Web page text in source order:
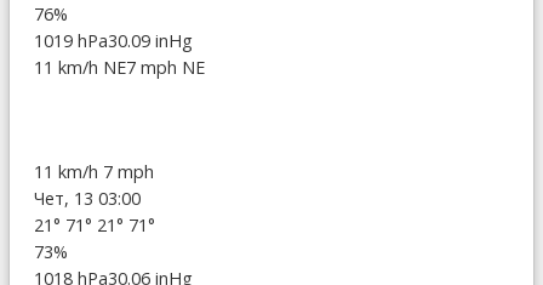
76%
1019 hPa30.09 inHg
11 km/h NE7 mph NE
11 km/h 7 mph
Чет, 13 03:00
21° 71° 21° 71°
73%
1018 hPa30.06 inHg